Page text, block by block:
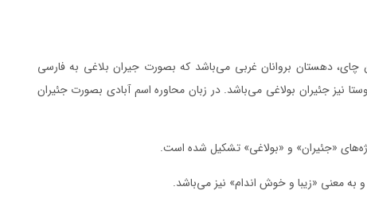
دهستان بروانان غربی می‌باشد که بصورت جیران بلاغی به فارسی
نیز جئیران بولاغی می‌باشد. در زبان محاوره اسم آبادی بصورت جئیران
«جئیران» و «بولاغی» تشکیل شده است.
و به معنی «زیبا و خوش اندام» نیز می‌باشد.